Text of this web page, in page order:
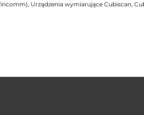
Urządzenia wymiarujące Cubiscan,